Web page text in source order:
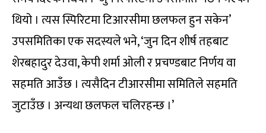
थियो । त्यस स्पिरिटमा टिआरसीमा छलफल हुन सकेन’
उपसमितिका एक सदस्यले भने, ‘जुन दिन शीर्ष तहबाट
शेरबहादुर देउवा, केपी शर्मा ओली र प्रचण्डबाट निर्णय वा
सहमति आउँछ । त्यसैदिन टीआरसीमा समितिले सहमति
जुटाउँछ । अन्यथा छलफल चलिरहन्छ ।’